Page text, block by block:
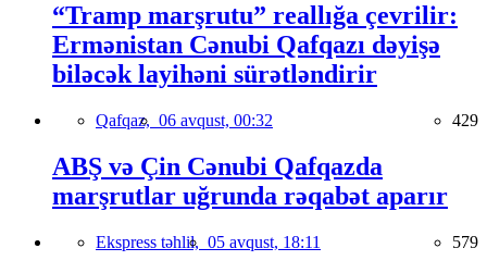
“Tramp marşrutu” reallığa çevrilir:
Ermənistan Cənubi Qafqazı dəyişə
biləcək layihəni sürətləndirir
Qafqaz, 06 avqust, 00:32 429
ABŞ və Çin Cənubi Qafqazda
marşrutlar uğrunda rəqabət aparır
Ekspress təhlil, 05 avqust, 18:11 579